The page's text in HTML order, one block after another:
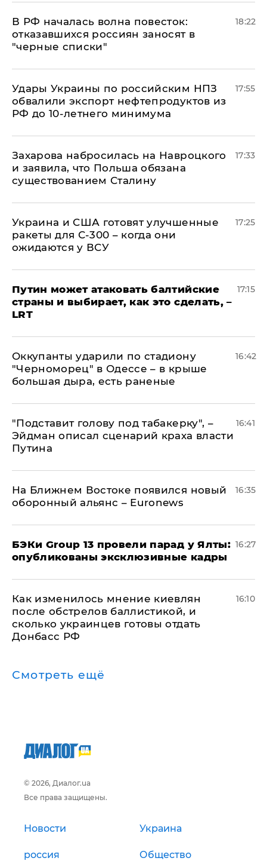
​В РФ началась волна повесток:
отказавшихся россиян заносят в
"черные списки"
18:22
Удары Украины по российским НПЗ
обвалили экспорт нефтепродуктов из
РФ до 10-летнего минимума
17:55
​Захарова набросилась на Навроцкого
и заявила, что Польша обязана
существованием Сталину
17:33
Украина и США готовят улучшенные
ракеты для С-300 – когда они
ожидаются у ВСУ
17:25
Путин может атаковать балтийские
страны и выбирает, как это сделать, –
LRT
17:15
Оккупанты ударили по стадиону
"Черноморец" в Одессе – в крыше
большая дыра, есть раненые
16:42
​"Подставит голову под табакерку", –
Эйдман описал сценарий краха власти
Путина
16:41
На Ближнем Востоке появился новый
оборонный альянс – Euronews
16:35
​БЭКи Group 13 провели парад у Ялты:
опубликованы эксклюзивные кадры
16:27
Как изменилось мнение киевлян
после обстрелов баллистикой, и
сколько украинцев готовы отдать
Донбасс РФ
16:10
Смотреть ещё
© 2026, Диалог.ua
Все права защищены.
Новости Украина
россия Общество